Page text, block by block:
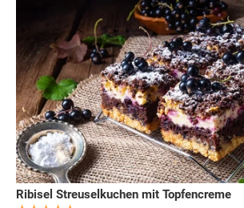
Ribisel Streuselkuchen mit Topfencreme